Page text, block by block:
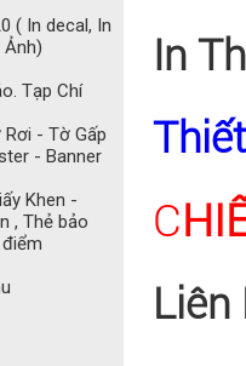
( In decal, In
Ảnh)
Tạp Chí
- Tờ Gấp
- Banner
Khen -
, Thẻ bảo
In
C
Liên